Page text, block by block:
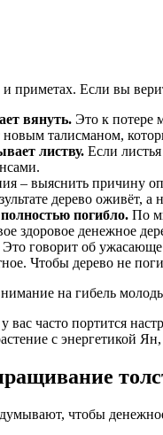
и приметах. Если вы
вянуть. Это к потере
талисманом,
листву. Если
– выяснить причину
дерево оживёт, а
погибло. По
здоровое денежное
Это говорит об ужасающе
Чтобы дерево не
на гибель
вас часто портится
с энергетикой
чтобы